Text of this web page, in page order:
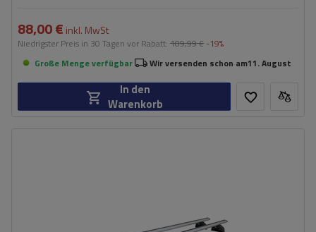
88,00 € inkl. MwSt
Niedrigster Preis in 30 Tagen vor Rabatt: 109,99 € -19%
Große Menge verfügbar
Wir versenden schon am11. August
In den
Warenkorb